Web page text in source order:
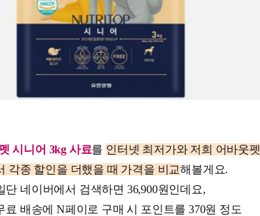
시니어 3kg 사료를 인터넷 최저가와 저희 어바웃펫
각종 할인을 더했을 때 가격을 비교해볼게요.
단 네이버에서 검색하면 36,900원인데요,
료 배송에 N페이로 구매 시 포인트를 370원 정도